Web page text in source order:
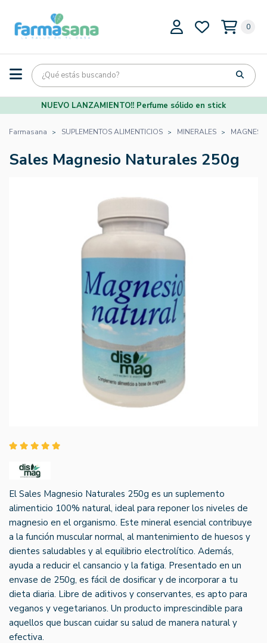
0
NUEVO LANZAMIENTO!! Perfume sólido en stick
Farmasana SUPLEMENTOS ALIMENTICIOS MINERALES
Sales Magnesio Naturales 250g
El Sales Magnesio Naturales 250g es un suplemento
alimenticio 100% natural, ideal para reponer los niveles de
magnesio en el organismo. Este mineral esencial contribuye
a la función muscular normal, al mantenimiento de huesos y
dientes saludables y al equilibrio electrolítico. Además,
ayuda a reducir el cansancio y la fatiga. Presentado en un
envase de 250g, es fácil de dosificar y de incorporar a tu
dieta diaria. Libre de aditivos y conservantes, es apto para
veganos y vegetarianos. Un producto imprescindible para
aquellos que buscan cuidar su salud de manera natural y
efectiva.